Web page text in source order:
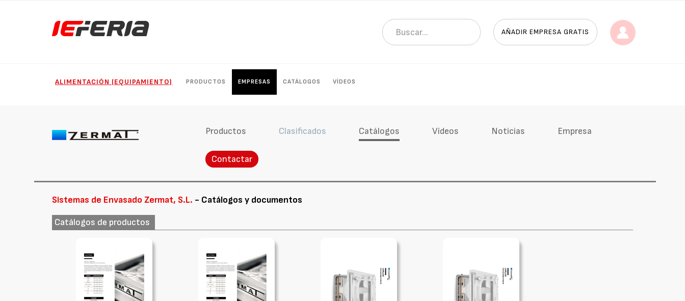
AÑADIR EMPRESA GRATIS
ALIMENTACIÓN (EQUIPAMIENTO) PRODUCTOS EMPRESAS CATÁLOGOS VÍDEOS
Productos Clasificados Catálogos Vídeos Noticias Empresa
Contactar
Sistemas de Envasado Zermat, S.L. - Catálogos y documentos
Catálogos de productos